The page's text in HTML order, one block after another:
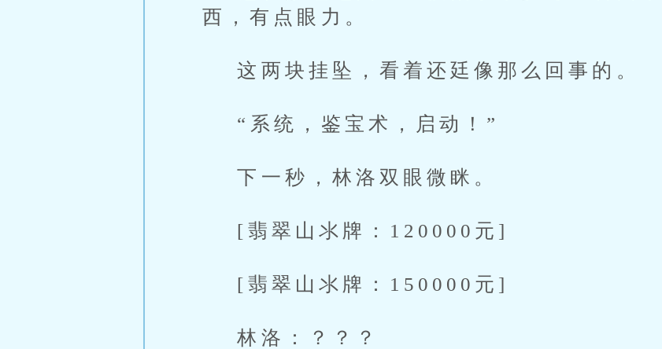
西，有点眼力。
这两块挂坠，看着还廷像那么回事的。
“系统，鉴宝术，启动！”
下一秒，林洛双眼微眯。
[翡翠山氺牌：120000元]
[翡翠山氺牌：150000元]
林洛：？？？